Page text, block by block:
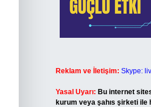
Reklam ve İletişim: Skype:
Yasal Uyarı: Bu internet
kurum veya şahıs şirketi ile